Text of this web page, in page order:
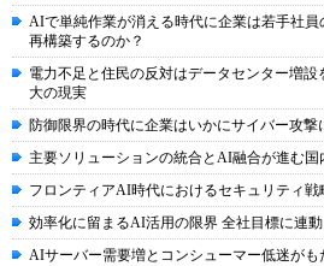
AIで単純作業が消える時代に企業は若手社員
再構築するのか？
電力不足と住民の反対はデータセンター増
大の現実
防御限界の時代に企業はいかにサイバー攻撃
主要ソリューションの統合とAI融合が進む国
フロンティアAI時代におけるセキュリティ戦
効率化に留まるAI活用の限界 全社目標に連
AIサーバー需要増とコンシューマー低迷が